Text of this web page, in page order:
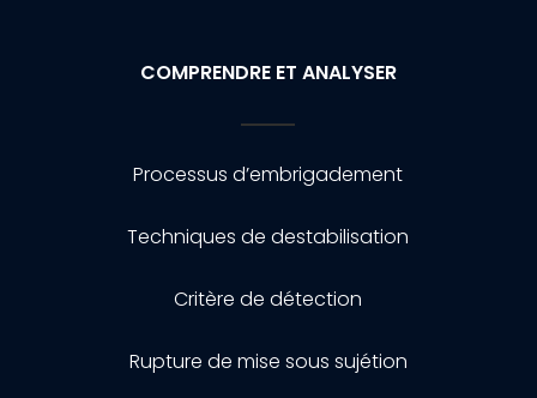
COMPRENDRE ET ANALYSER
Processus d’embrigadement
Techniques de destabilisation
Critère de détection
Rupture de mise sous sujétion